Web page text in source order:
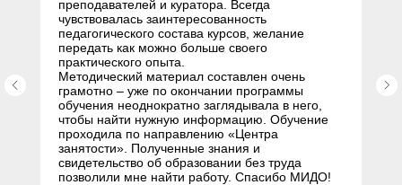
преподавателей и куратора. Всегда
чувствовалась заинтересованность
педагогического состава курсов, желание
передать как можно больше своего
практического опыта.
Методический материал составлен очень
грамотно – уже по окончании программы
обучения неоднократно заглядывала в него,
чтобы найти нужную информацию. Обучение
проходила по направлению «Центра
занятости». Полученные знания и
свидетельство об образовании без труда
позволили мне найти работу. Спасибо МИДО!